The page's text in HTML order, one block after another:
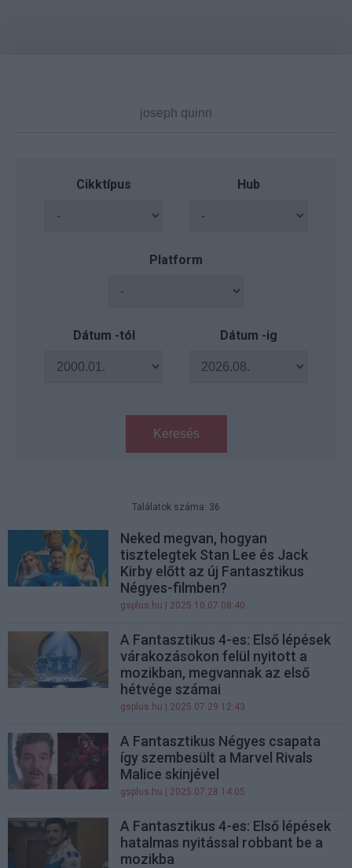
Cikktípus Hub
Platform
Dátum -tól Dátum -ig
Keresés
Találatok száma: 36
Neked megvan, hogyan
tisztelegtek Stan Lee és Jack
Kirby előtt az új Fantasztikus
Négyes-filmben?
gsplus.hu | 2025.10.07 08:40
A Fantasztikus 4-es: Első lépések
várakozásokon felül nyitott a
mozikban, megvannak az első
hétvége számai
gsplus.hu | 2025.07.29 12:43
A Fantasztikus Négyes csapata
így szembesült a Marvel Rivals
Malice skinjével
gsplus.hu | 2025.07.28 14:05
A Fantasztikus 4-es: Első lépések
hatalmas nyitással robbant be a
mozikba